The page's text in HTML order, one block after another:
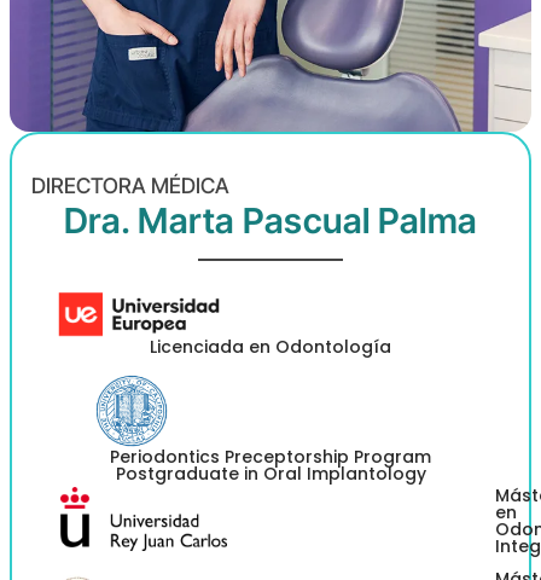
DIRECTORA MÉDICA
Dra. Marta Pascual Palma
Licenciada en Odontología
Periodontics Preceptorship Program
Postgraduate in Oral Implantology
en